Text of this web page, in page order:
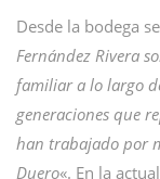
Desde la bodega
Fernández Rivera
familiar a lo largo
generaciones que
han trabajado por
Duero«. En la